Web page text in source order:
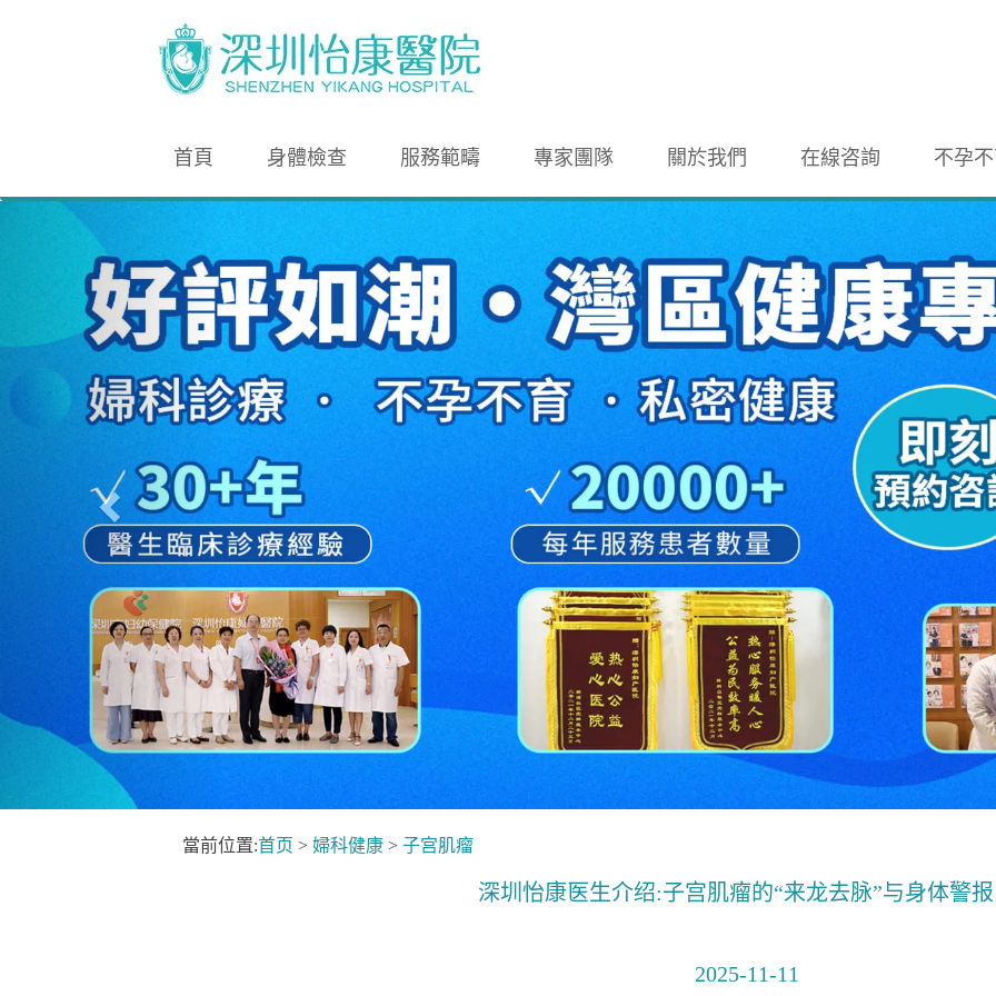
首頁 身體檢查 服務範疇 專家團隊 關於我們 在線咨詢 不孕
當前位置:首页 > 婦科健康 > 子宫肌瘤
深圳怡康医生介绍:子宫肌瘤的“来龙去脉”与身体警
2025-11-11